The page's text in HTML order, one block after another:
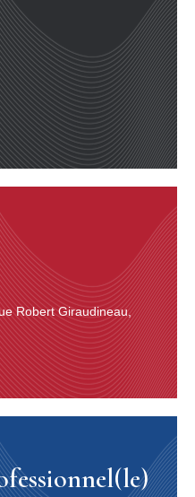
Robert Giraudineau,